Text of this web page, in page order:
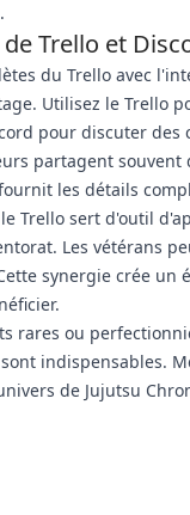
Trello et
du Trello avec
Utilisez le Trello
pour discuter des
partagent
les détails
Trello sert d'outil
Les vétérans
synergie crée un
rares ou
indispensables.
de Jujutsu